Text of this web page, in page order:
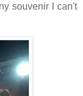
souvenir I can't